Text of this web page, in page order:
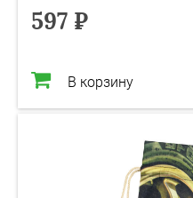
597 ₽
В корзину